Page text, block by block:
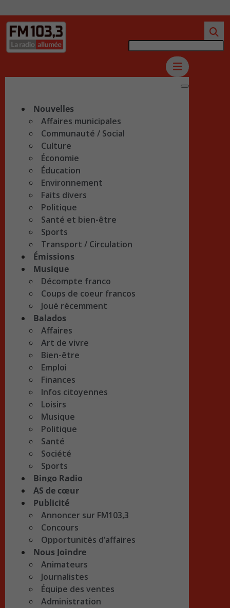
Nouvelles
Affaires municipales
Communauté / Social
Culture
Économie
Éducation
Environnement
Faits divers
Politique
Santé et bien-être
Sports
Transport / Circulation
Émissions
Musique
Décompte franco
Coups de coeur francos
Joué récemment
Balados
Affaires
Art de vivre
Bien-être
Emploi
Finances
Infos citoyennes
Loisirs
Musique
Politique
Santé
Société
Sports
Bingo Radio
AS de cœur
Publicité
Annoncer sur FM103,3
Concours
Opportunités d’affaires
Nous Joindre
Animateurs
Journalistes
Équipe des ventes
Administration